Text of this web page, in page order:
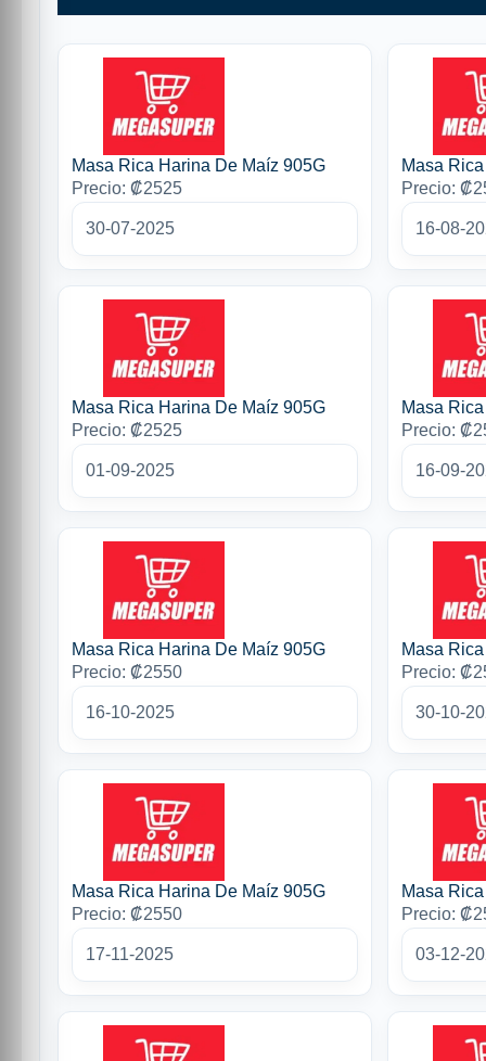
Masa Rica Harina De Maíz 905G
Precio: ₡2525
30-07-2025
Masa
Precio:
16-08-
Masa Rica Harina De Maíz 905G
Precio: ₡2525
01-09-2025
Masa
Precio:
16-09-
Masa Rica Harina De Maíz 905G
Precio: ₡2550
16-10-2025
Masa
Precio:
30-10-
Masa Rica Harina De Maíz 905G
Precio: ₡2550
17-11-2025
Masa
Precio:
03-12-